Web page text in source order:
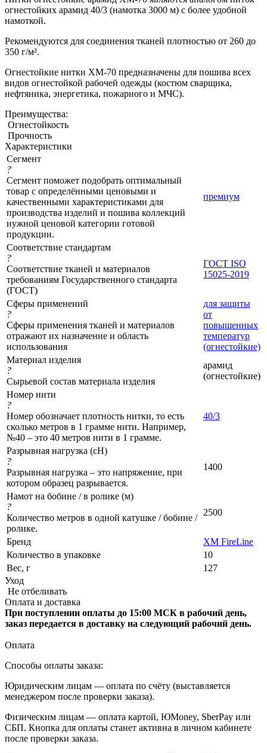
огнестойких арамид 40/3 (намотка 3000 м) с более удобной
намоткой.
Рекомендуются для соединения тканей плотностью от 260 до
350 г/м².
Огнестойкие нитки ХМ-70 предназначены для пошива всех
видов огнестойкой рабочей одежды (костюм сварщика,
нефтяника, энергетика, пожарного и МЧС).
Преимущества:
Огнестойкость
Прочность
Характеристики
Сегмент
?
Сегмент поможет подобрать оптимальный
товар с определёнными ценовыми и
качественными характеристиками для
производства изделий и пошива коллекций
нужной ценовой категории готовой
продукции.
премиум
Соответствие стандартам
?
Соответствие тканей и материалов
требованиям Государственного стандарта
(ГОСТ)
ГОСТ ISO
15025-2019
Сферы применений
?
Сферы применения тканей и материалов
отражают их назначение и область
использования
для защиты
от
повышенных
температур
(огнестойкие)
Материал изделия
?
Сырьевой состав материала изделия
арамид
(огнестойкие)
Номер нити
?
Номер обозначает плотность нитки, то есть
сколько метров в 1 грамме нити. Например,
№40 – это 40 метров нити в 1 грамме.
40/3
Разрывная нагрузка (сН)
?
Разрывная нагрузка – это напряжение, при
котором образец разрывается.
1400
Намот на бобине / в ролике (м)
?
Количество метров в одной катушке / бобине /
ролике.
2500
Бренд
XM FireLine
Количество в упаковке
10
Вес, г
127
Уход
Не отбеливать
Оплата и доставка
При поступлении оплаты до 15:00 МСК в рабочий день,
заказ передается в доставку на следующий рабочий день.
Оплата
Способы оплаты заказа:
Юридическим лицам — оплата по счёту (выставляется
менеджером после проверки заказа).
Физическим лицам — оплата картой, ЮMoney, SberPay или
СБП. Кнопка для оплаты станет активна в личном кабинете
после проверки заказа.